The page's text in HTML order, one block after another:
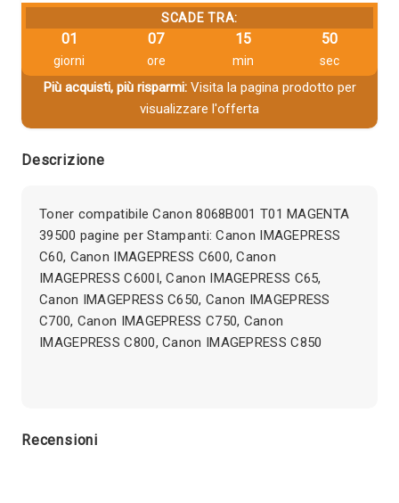
SCADE TRA:
01
giorni
07
ore
15
min
49
sec
Più acquisti, più risparmi:Visita la pagina prodotto per
visualizzare l'offerta
Descrizione
Toner compatibile Canon 8068B001 T01 MAGENTA
39500 pagine per Stampanti: Canon IMAGEPRESS
C60, Canon IMAGEPRESS C600, Canon
IMAGEPRESS C600I, Canon IMAGEPRESS C65,
Canon IMAGEPRESS C650, Canon IMAGEPRESS
C700, Canon IMAGEPRESS C750, Canon
IMAGEPRESS C800, Canon IMAGEPRESS C850
Recensioni